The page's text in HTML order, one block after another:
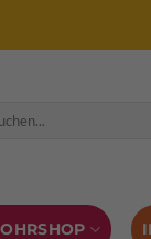
nach: